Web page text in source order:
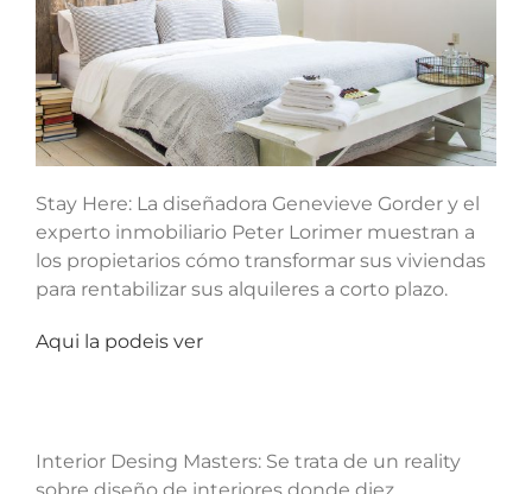
Stay Here: La diseñadora Genevieve Gorder y el
experto inmobiliario Peter Lorimer muestran a
los propietarios cómo transformar sus viviendas
para rentabilizar sus alquileres a corto plazo.
Aqui la podeis ver
Interior Desing Masters: Se trata de un reality